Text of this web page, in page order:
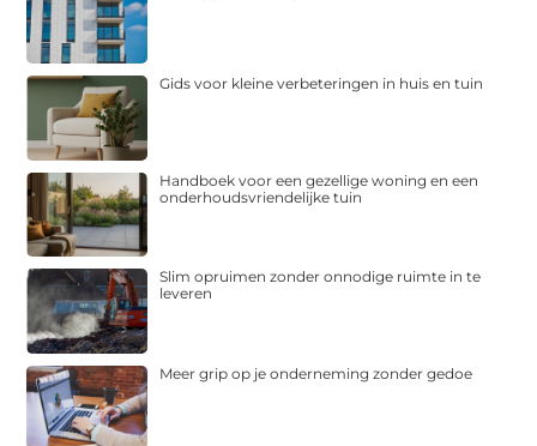
Gids voor kleine verbeteringen in huis en tuin
Handboek voor een gezellige woning en een
onderhoudsvriendelijke tuin
Slim opruimen zonder onnodige ruimte in te
leveren
Meer grip op je onderneming zonder gedoe